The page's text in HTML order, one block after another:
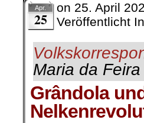
Apr.
25
on 25. April
Veröffentlicht
Maria da
Grândola